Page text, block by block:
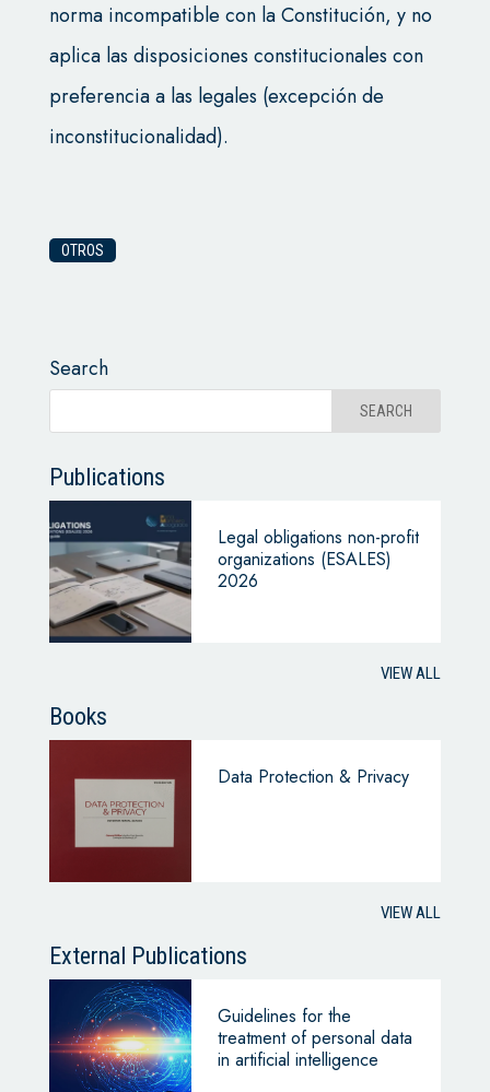
norma incompatible con la Constitución, y no
aplica las disposiciones constitucionales con
preferencia a las legales (excepción de
inconstitucionalidad).
OTROS
Search
Publications
Legal obligations non-profit
organizations (ESALES)
2026
VIEW ALL
Books
Data Protection & Privacy
VIEW ALL
External Publications
Guidelines for the
treatment of personal data
in artificial intelligence